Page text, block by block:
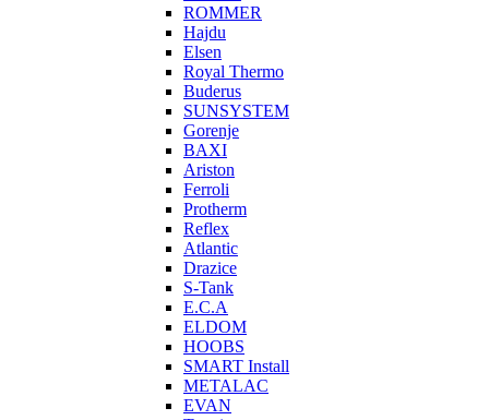
ROMMER
Hajdu
Elsen
Royal Thermo
Buderus
SUNSYSTEM
Gorenje
BAXI
Ariston
Ferroli
Protherm
Reflex
Atlantic
Drazice
S-Tank
E.C.A
ELDOM
HOOBS
SMART Install
METALAC
EVAN